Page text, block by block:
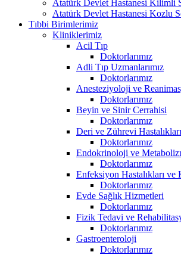
Atatürk Devlet Hastanesi Kilimli
Atatürk Devlet Hastanesi Kozlu
Tıbbi Birimlerimiz
Kliniklerimiz
Acil Tıp
Doktorlarımız
Adli Tıp Uzmanlarımız
Doktorlarımız
Anesteziyoloji ve
Doktorlarımız
Beyin ve Sinir Cerrahisi
Doktorlarımız
Deri ve Zührevi Hastalıkları
Doktorlarımız
Endokrinoloji ve
Doktorlarımız
Enfeksiyon Hastalıkları
Doktorlarımız
Evde Sağlık Hizmetleri
Doktorlarımız
Fizik Tedavi ve
Doktorlarımız
Gastroenteroloji
Doktorlarımız